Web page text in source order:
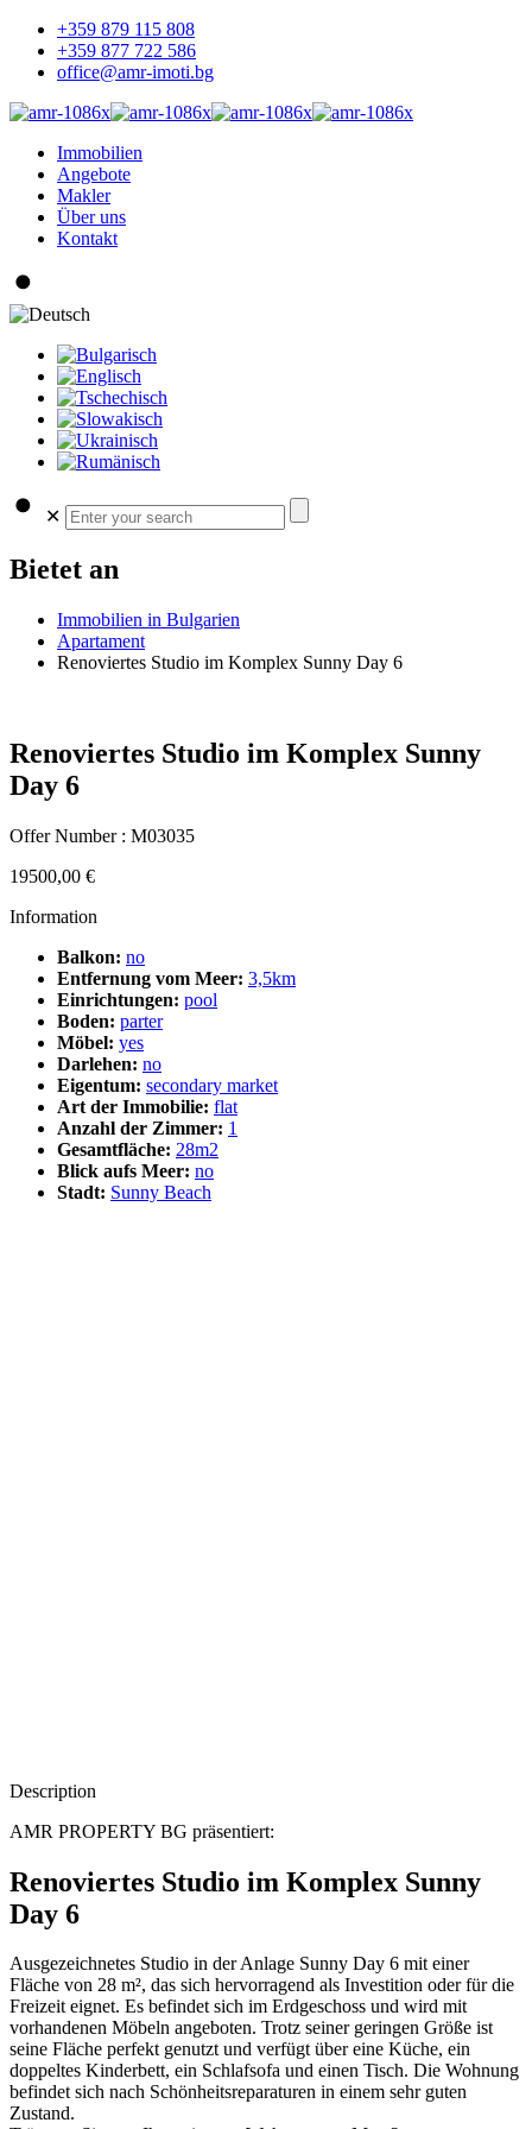
+359 879 115 808
+359 877 722 586
office@amr-imoti.bg
Immobilien
Angebote
Makler
Über uns
Kontakt
✕
Bietet an
Immobilien in Bulgarien
Apartament
Renoviertes Studio im Komplex Sunny Day 6
Renoviertes Studio im Komplex Sunny
Day 6
Offer Number : M03035
19500,00 €
Information
Balkon: no
Entfernung vom Meer: 3,5km
Einrichtungen: pool
Boden: parter
Möbel: yes
Darlehen: no
Eigentum: secondary market
Art der Immobilie: flat
Anzahl der Zimmer: 1
Gesamtfläche: 28m2
Blick aufs Meer: no
Stadt: Sunny Beach
Description
AMR PROPERTY BG präsentiert:
Renoviertes Studio im Komplex Sunny
Day 6
Ausgezeichnetes Studio in der Anlage Sunny Day 6 mit einer
Fläche von 28 m², das sich hervorragend als Investition oder für die
Freizeit eignet. Es befindet sich im Erdgeschoss und wird mit
vorhandenen Möbeln angeboten. Trotz seiner geringen Größe ist
seine Fläche perfekt genutzt und verfügt über eine Küche, ein
doppeltes Kinderbett, ein Schlafsofa und einen Tisch. Die Wohnung
befindet sich nach Schönheitsreparaturen in einem sehr guten
Zustand.